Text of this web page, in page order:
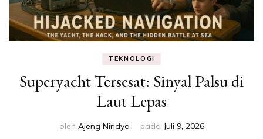
TEKNOLOGI
Superyacht Tersesat: Sinyal Palsu di
Laut Lepas
oleh Ajeng Nindya pada Juli 9, 2026